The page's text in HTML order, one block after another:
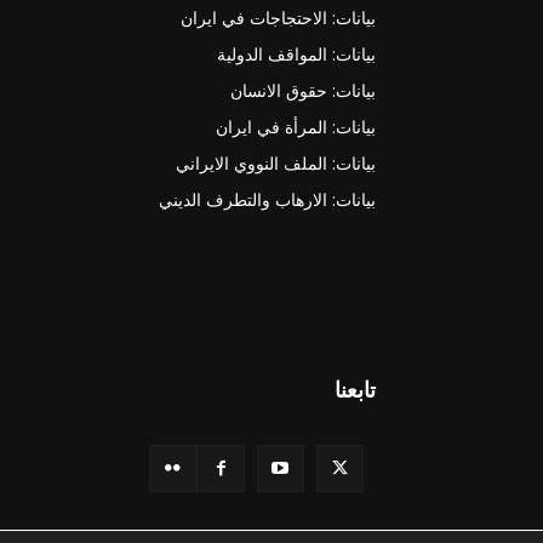
بيانات: الاحتجاجات في ايران
بيانات: المواقف الدولية
بيانات: حقوق الانسان
بيانات: المرأة في ايران
بيانات: الملف النووي الايراني
بيانات: الارهاب والتطرف الديني
تابعنا